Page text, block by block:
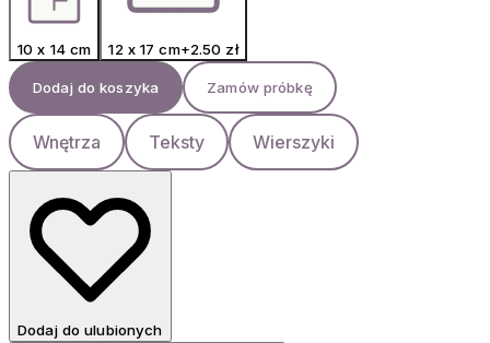
10 x 14 cm 12 x 17 cm+2.50 zł
Dodaj do koszyka Zamów próbkę
Wnętrza Teksty Wierszyki
Dodaj do ulubionych